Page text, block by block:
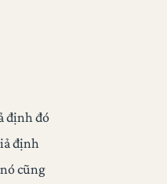
định đó
định
cũng